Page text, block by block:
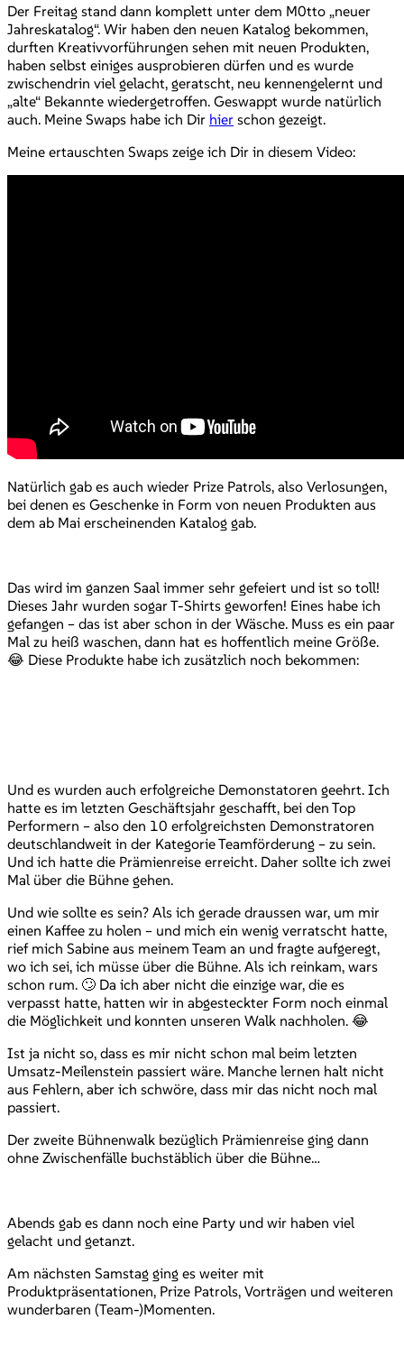
Der Freitag stand dann komplett unter dem M0tto „neuer
Jahreskatalog“. Wir haben den neuen Katalog bekommen,
durften Kreativvorführungen sehen mit neuen Produkten,
haben selbst einiges ausprobieren dürfen und es wurde
zwischendrin viel gelacht, geratscht, neu kennengelernt und
„alte“ Bekannte wiedergetroffen. Geswappt wurde natürlich
auch. Meine Swaps habe ich Dir hier schon gezeigt.
Meine ertauschten Swaps zeige ich Dir in diesem Video:
Natürlich gab es auch wieder Prize Patrols, also Verlosungen,
bei denen es Geschenke in Form von neuen Produkten aus
dem ab Mai erscheinenden Katalog gab.
Das wird im ganzen Saal immer sehr gefeiert und ist so toll!
Dieses Jahr wurden sogar T-Shirts geworfen! Eines habe ich
gefangen – das ist aber schon in der Wäsche. Muss es ein paar
Mal zu heiß waschen, dann hat es hoffentlich meine Größe.
😂 Diese Produkte habe ich zusätzlich noch bekommen:
Und es wurden auch erfolgreiche Demonstatoren geehrt. Ich
hatte es im letzten Geschäftsjahr geschafft, bei den Top
Performern – also den 10 erfolgreichsten Demonstratoren
deutschlandweit in der Kategorie Teamförderung – zu sein.
Und ich hatte die Prämienreise erreicht. Daher sollte ich zwei
Mal über die Bühne gehen.
Und wie sollte es sein? Als ich gerade draussen war, um mir
einen Kaffee zu holen – und mich ein wenig verratscht hatte,
rief mich Sabine aus meinem Team an und fragte aufgeregt,
wo ich sei, ich müsse über die Bühne. Als ich reinkam, wars
schon rum. 🙄 Da ich aber nicht die einzige war, die es
verpasst hatte, hatten wir in abgesteckter Form noch einmal
die Möglichkeit und konnten unseren Walk nachholen. 😂
Ist ja nicht so, dass es mir nicht schon mal beim letzten
Umsatz-Meilenstein passiert wäre. Manche lernen halt nicht
aus Fehlern, aber ich schwöre, dass mir das nicht noch mal
passiert.
Der zweite Bühnenwalk bezüglich Prämienreise ging dann
ohne Zwischenfälle buchstäblich über die Bühne…
Abends gab es dann noch eine Party und wir haben viel
gelacht und getanzt.
Am nächsten Samstag ging es weiter mit
Produktpräsentationen, Prize Patrols, Vorträgen und weiteren
wunderbaren (Team-)Momenten.